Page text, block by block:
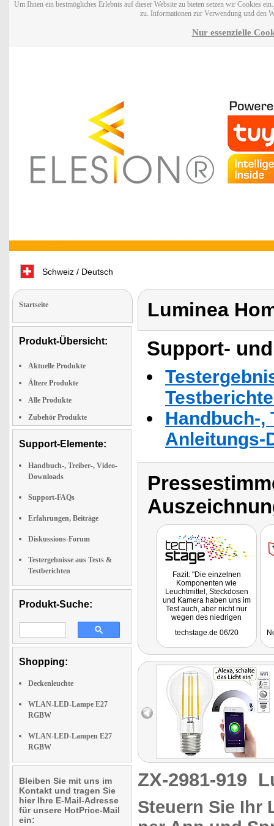
Um Ihnen ein bestmögliches Erlebnis auf dieser Website zu bieten setzen wir Cookies
zu. Informationen zur Verwendung und den
Nur essenzielle
Schweiz / Deutsch
Startseite
Produkt-Übersicht:
Aktuelle Produkte
Ältere Produkte
Alle Produkte
Zubehör Produkte
Support-Elemente:
Handbuch-, Treiber-, Video-
Downloads
Support-FAQs
Erfahrungen, Beiträge
Diskussions-Forum
Testergebnisse aus Tests &
Testberichten
Produkt-Suche:
Shopping:
Deckenleuchte
WLAN-LED-Lampe E27
RGBW
WLAN-LED-Lampen E27
RGBW
Bleiben Sie mit uns im
Kontakt und tragen Sie
hier Ihre E-Mail-Adresse
für unsere HotPrice-Mail
ein:
Luminea
Support-
Handbuch-,
Anleitungs-
Fazit: "Die einzelnen
Komponenten wie
Leuchtmittel, Steckdosen
und Kamera haben uns im
Test auch, aber nicht nur
wegen des niedrigen
techstage.de 06/20
ZX-2981-919
Steuern Sie Ihr